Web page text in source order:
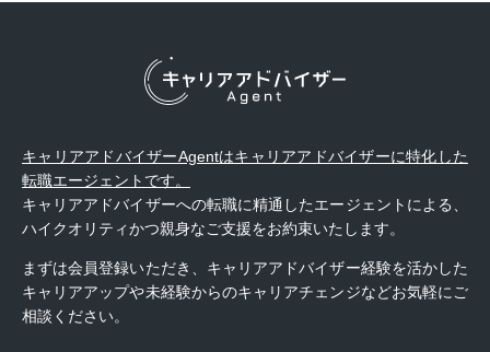
キャリアアドバイザーAgentはキャリアアドバイザーに特化した
転職エージェントです。
キャリアアドバイザーへの転職に精通したエージェントによる、
ハイクオリティかつ親身なご支援をお約束いたします。
まずは会員登録いただき、キャリアアドバイザー経験を活かした
キャリアアップや未経験からのキャリアチェンジなどお気軽にご
相談ください。